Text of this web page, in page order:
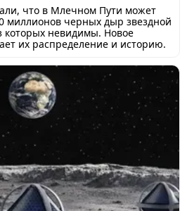
что в Млечном Пути может
миллионов черных дыр звездной
которых невидимы. Новое
их распределение и историю.